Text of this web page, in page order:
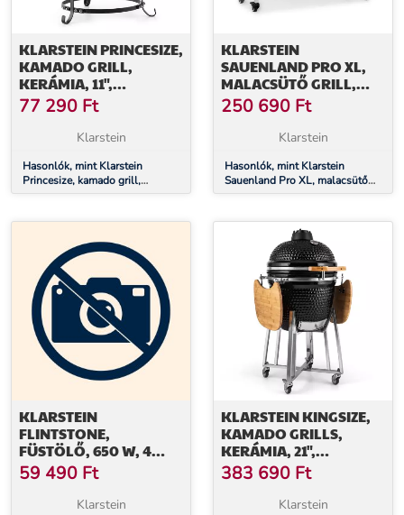
KLARSTEIN PRINCESIZE,
KAMADO GRILL,
KERÁMIA, 11",
FÜSTÖLÉS, BBQ, LASSÚ
SÜTÉS, FEKETE
77 290 Ft
Klarstein
Hasonlók, mint Klarstein
Princesize, kamado grill,
kerámia, 11", füstölés, BBQ,
KLARSTEIN
SAUENLAND PRO XL,
MALACSÜTŐ GRILL,
FORGÓ NYÁRS, 13 W, 4
KERÉK,
ROZSDAMENTES ACÉL
250 690 Ft
Klarstein
Hasonlók, mint Klarstein
Sauenland Pro XL, malacsütő
grill, forgó nyárs, 13 W, 4 kerék,
KLARSTEIN
FLINTSTONE,
FÜSTÖLŐ, 650 W, 4
POLC, 2 AJTÓ,
ROZSDAMENTES ACÉL
59 490 Ft
Klarstein
KLARSTEIN KINGSIZE,
KAMADO GRILLS,
KERÁMIA, 21",
FÜSTÖLÉS, LASSÚ
SÜTÉS, ROZSDAMENTES
383 690 Ft
Klarstein